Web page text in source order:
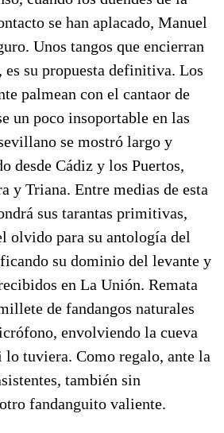
se han aplacado, Manuel
Unos tangos que encierran
su propuesta definitiva. Los
palmean con el cantaor de
un poco insoportable en las
se mostró largo y
desde Cádiz y los Puertos,
y Triana. Entre medias de esta
sus tarantas primitivas,
olvido para su antología del
su dominio del levante y
en La Unión. Remata
de fandangos naturales
envolviendo la cueva
lo tuviera. Como regalo, ante la
también sin
fandanguito valiente.